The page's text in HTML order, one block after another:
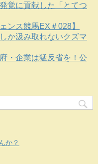
覚に貢献した「とてつ
ンス競馬EX＃028】
か汲み取れないクズマ
・企業は猛反省を！公
か？